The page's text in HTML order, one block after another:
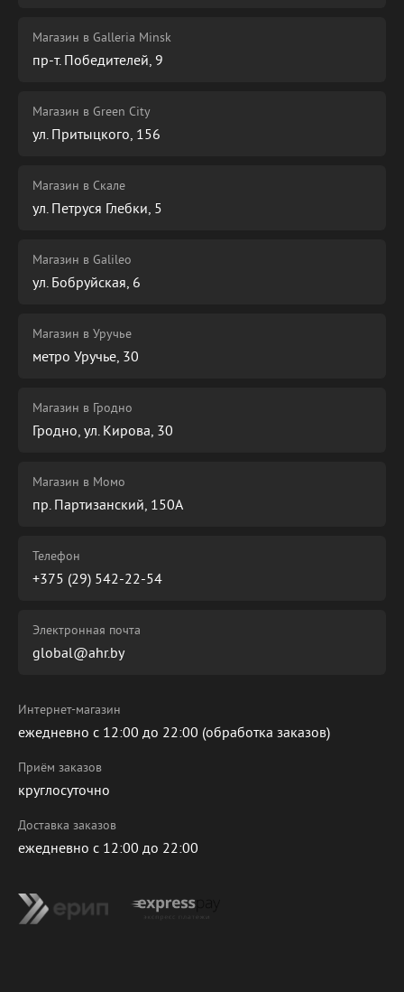
Магазин в Galleria Minsk
пр-т. Победителей, 9
Магазин в Green City
ул. Притыцкого, 156
Магазин в Скале
ул. Петруся Глебки, 5
Магазин в Galileo
ул. Бобруйская, 6
Магазин в Уручье
метро Уручье, 30
Магазин в Гродно
Гродно, ул. Кирова, 30
Магазин в Момо
пр. Партизанский, 150А
Телефон
+375 (29) 542-22-54
Электронная почта
global@ahr.by
Интернет-магазин
ежедневно с 12:00 до 22:00 (обработка заказов)
Приём заказов
круглосуточно
Доставка заказов
ежедневно с 12:00 до 22:00